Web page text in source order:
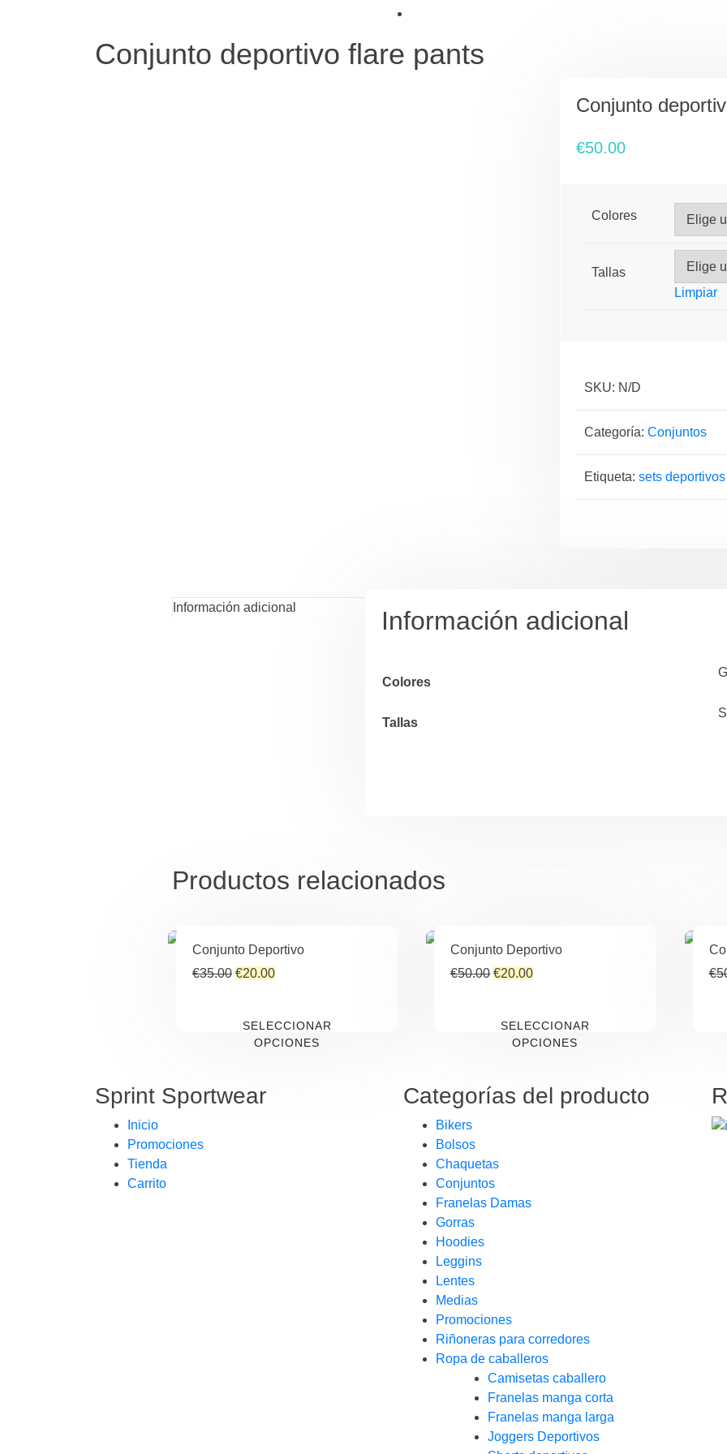
Conjunto deportivo flare pants
Conjunto
€50.00
Colores
Tallas
Limpiar
SKU: N/D
Categoría:Conjuntos
Etiqueta:sets deportivos
Información adicional Información adicional
Colores
Tallas
Productos relacionados
Conjunto Deportivo
€35.00 El
era:
€35.00.
€20.00El
es:
€20.00.
SELECCIONAR
OPCIONES
Conjunto Deportivo
€50.00 El
era:
€50.00.
€20.00El
es:
€20.00.
SELECCIONAR
OPCIONES
€
Sprint Sportwear
Inicio
Promociones
Tienda
Carrito
Categorías del producto
Bikers
Bolsos
Chaquetas
Conjuntos
Franelas Damas
Gorras
Hoodies
Leggins
Lentes
Medias
Promociones
Riñoneras para corredores
Ropa de caballeros
Camisetas caballero
Franelas manga corta
Franelas manga larga
Joggers Deportivos